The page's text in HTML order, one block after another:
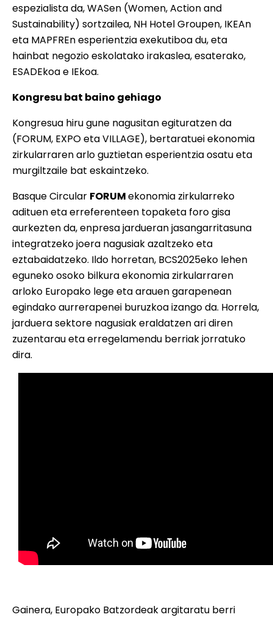
espezialista da, WASen (Women, Action and
Sustainability) sortzailea, NH Hotel Groupen, IKEAn
eta MAPFREn esperientzia exekutiboa du, eta
hainbat negozio eskolatako irakaslea, esaterako,
ESADEkoa e IEkoa.
Kongresu bat baino gehiago
Kongresua hiru gune nagusitan egituratzen da
(FORUM, EXPO eta VILLAGE), bertaratuei ekonomia
zirkularraren arlo guztietan esperientzia osatu eta
murgiltzaile bat eskaintzeko.
Basque Circular FORUMekonomia zirkularreko
adituen eta erreferenteen topaketa foro gisa
aurkezten da, enpresa jardueran jasangarritasuna
integratzeko joera nagusiak azaltzeko eta
eztabaidatzeko. Ildo horretan, BCS2025eko lehen
eguneko osoko bilkura ekonomia zirkularraren
arloko Europako lege eta arauen garapenean
egindako aurrerapenei buruzkoa izango da. Horrela,
jarduera sektore nagusiak eraldatzen ari diren
zuzentarau eta erregelamendu berriak jorratuko
dira.
Gainera, Europako Batzordeak argitaratu berri